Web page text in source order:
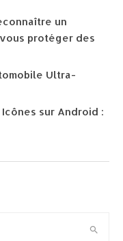
un
protéger des
Ultra-
sur Android :